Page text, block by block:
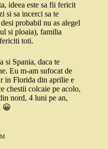
ideea este sa fii fericit
si sa incerci sa te
probabil nu as alegel
si ploaia), familia
toti.
si Spania, daca te
Eu m-am sufocat de
in Florida din aprilie e
chestii colcaie pe acolo,
nord, 4 luni pe an,
😀